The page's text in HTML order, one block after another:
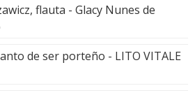
flauta - Glacy Nunes de
de ser porteño - LITO VITALE